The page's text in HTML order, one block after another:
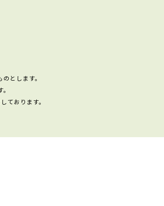
とします。
ております。